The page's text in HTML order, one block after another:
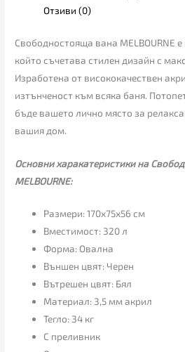
Отзиви (0)
Свободностояща вана MELBOURNE
който съчетава стилен дизайн с
Изработена от висококачествен
изтънченост към всяка баня.
бъде вашето лично място за
вашия дом.
Основни харакатеристики на
MELBOURNE:
Размери: 170x75x56 см
Вместимост: 320 л
Форма: Овална
Външен цвят: Черен
Вътрешен цвят: Бял
Материал: 3,5 мм акрил
Тегло: 34 кг
С преливник